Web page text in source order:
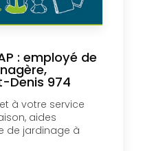
: employé de
Denis 974
à votre service
aides
de jardinage à